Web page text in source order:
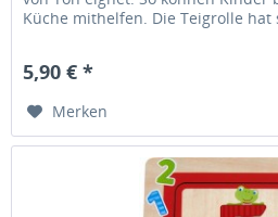
Küche mithelfen. Die Teigrolle hat
5,90 € *
Merken